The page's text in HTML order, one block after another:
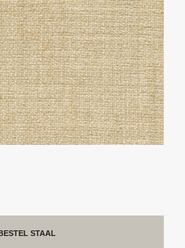
BESTEL STAAL